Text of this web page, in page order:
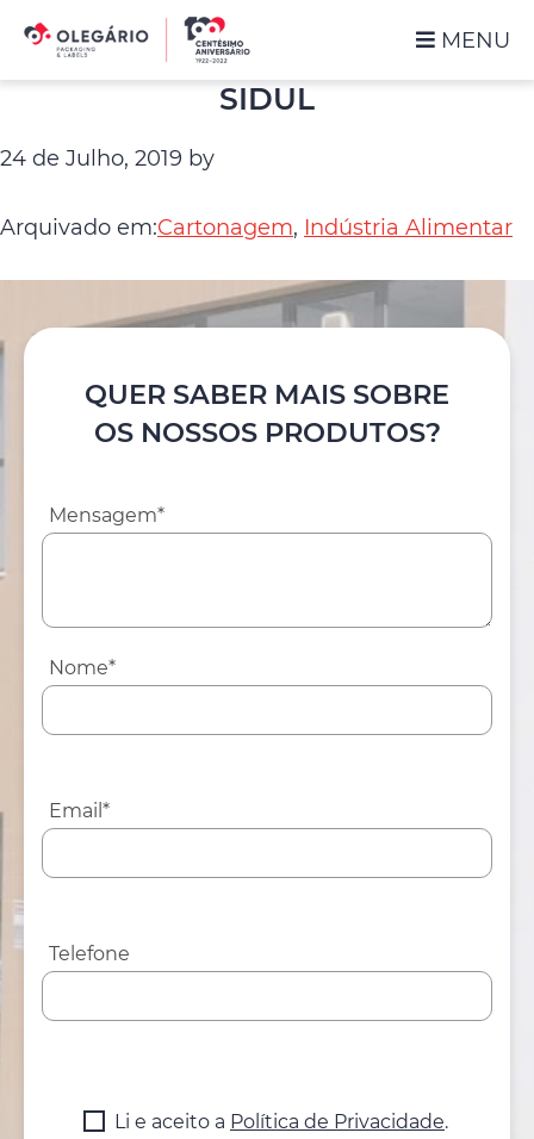
Saltar
para
o
principal
Skip
main
Olegário
Packaging
Labels
MENU
SIDUL
24 de Julho, 2019 by
Arquivado em:Cartonagem, Indústria Alimentar
QUER SABER MAIS SOBRE
OS NOSSOS PRODUTOS?
Mensagem*
Nome*
Email*
Telefone
Li e aceito a Política de Privacidade.